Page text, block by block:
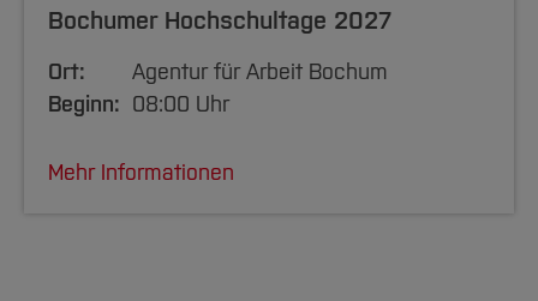
Bochumer Hochschultage 2027
Ort:
Agentur für Arbeit Bochum
Beginn: 08:00 Uhr
Mehr Informationen